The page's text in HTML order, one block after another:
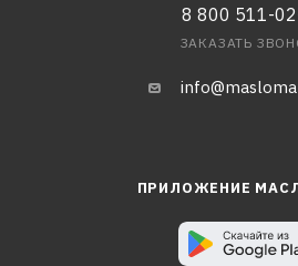
8 800 511-
ЗАКАЗАТЬ
ПРИЛОЖЕНИЕ